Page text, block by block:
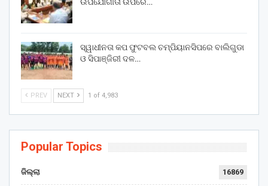
ସ୍ୱାଧୀନତା କପ ଫୁଟବଲ ଚମ୍ପିୟାନସିପରେ ବାଲିଗୁଡା
ଓ ସିପାଞ୍ଜିରୀ ଦଳ…
PREV NEXT 1 of 4,983
Popular Topics
ଜିଲ୍ଲା 16869